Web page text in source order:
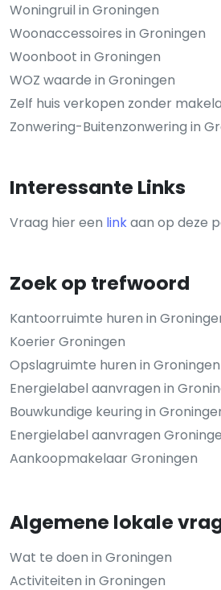
Woningruil in Groningen
Woonaccessoires in Groningen
Woonboot in Groningen
WOZ waarde in Groningen
Zelf huis verkopen zonder
Zonwering-Buitenzonwering in
Interessante Links
Vraag hier een linkaan op deze
Zoek op trefwoord
Kantoorruimte huren in
Koerier Groningen
Opslagruimte huren in Groningen
Energielabel aanvragen in
Bouwkundige keuring in
Energielabel aanvragen
Aankoopmakelaar Groningen
Algemene lokale
Wat te doen in Groningen
Activiteiten in Groningen